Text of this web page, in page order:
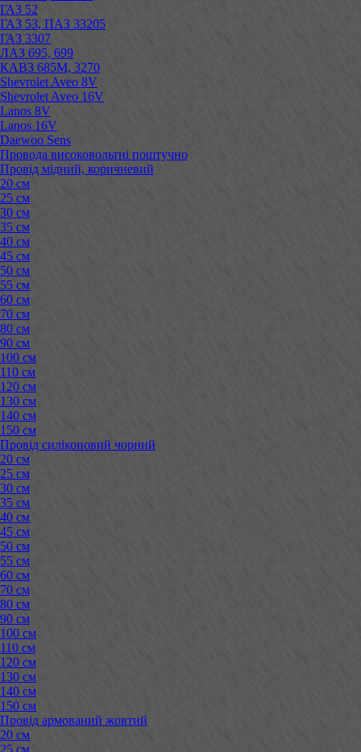
ГАЗ 52
ГАЗ 53, ПАЗ 33205
ГАЗ 3307
ЛАЗ 695, 699
КАВЗ 685М, 3270
Shevrolet Aveo 8V
Shevrolet Aveo 16V
Lanos 8V
Lanos 16V
Daewoo Sens
Провода високовольтні поштучно
Провід мідний, коричневий
20 см
25 см
30 см
35 см
40 см
45 см
50 см
55 см
60 см
70 см
80 см
90 см
100 см
110 см
120 см
130 см
140 см
150 см
Провід силіконовий чорний
20 см
25 см
30 см
35 см
40 см
45 см
50 см
55 см
60 см
70 см
80 см
90 см
100 см
110 см
120 см
130 см
140 см
150 см
Провід армований жовтий
20 см
25 см